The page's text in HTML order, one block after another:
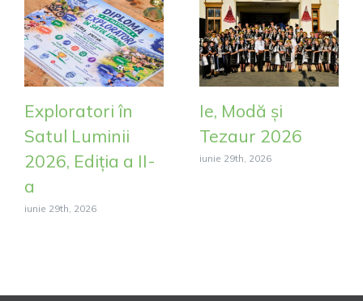
Exploratori în
Satul Luminii
2026, Ediția a II-
a
iunie 29th, 2026
Ie, Modă și
Tezaur 2026
iunie 29th, 2026